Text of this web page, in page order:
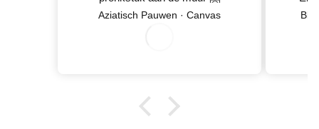
Aziatisch Pauwen · Canvas
8/
0
2